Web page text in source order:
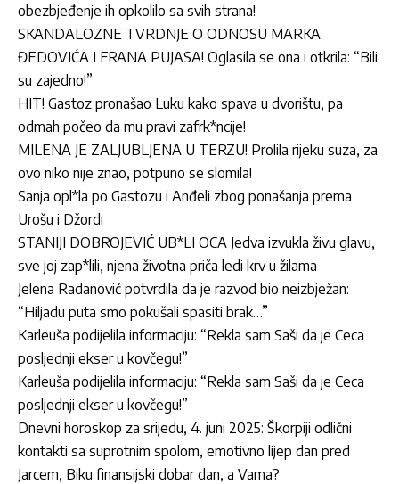
obezbjeđenje ih opkolilo sa svih strana!
SKANDALOZNE TVRDNJE O ODNOSU MARKA
ĐEDOVIĆA I FRANA PUJASA! Oglasila se ona i otkrila: “Bili
su zajedno!”
HIT! Gastoz pronašao Luku kako spava u dvorištu, pa
odmah počeo da mu pravi zafrk*ncije!
MILENA JE ZALJUBLJENA U TERZU! Prolila rijeku suza, za
ovo niko nije znao, potpuno se slomila!
Sanja opl*la po Gastozu i Anđeli zbog ponašanja prema
Urošu i Džordi
STANIJI DOBROJEVIĆ UB*LI OCA Jedva izvukla živu glavu,
sve joj zap*lili, njena životna priča ledi krv u žilama
Jelena Radanović potvrdila da je razvod bio neizbježan:
“Hiljadu puta smo pokušali spasiti brak…”
Karleuša podijelila informaciju: “Rekla sam Saši da je Ceca
posljednji ekser u kovčegu!”
Karleuša podijelila informaciju: “Rekla sam Saši da je Ceca
posljednji ekser u kovčegu!”
Dnevni horoskop za srijedu, 4. juni 2025: Škorpiji odlični
kontakti sa suprotnim spolom, emotivno lijep dan pred
Jarcem, Biku finansijski dobar dan, a Vama?